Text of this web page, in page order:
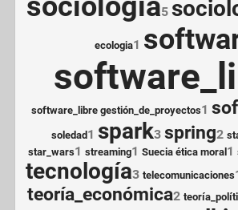
5
ecologia1
software_libre gestión_de_proyectos1
soledad1 spark3 spring2
star_wars1 streaming1 Suecia ética moral 1
tecnología3 telecomunicaciones
teoría_económica2